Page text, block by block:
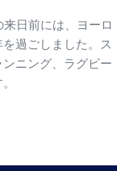
日前には、ヨーロ
過ごしました。ス
ニング、ラグビー